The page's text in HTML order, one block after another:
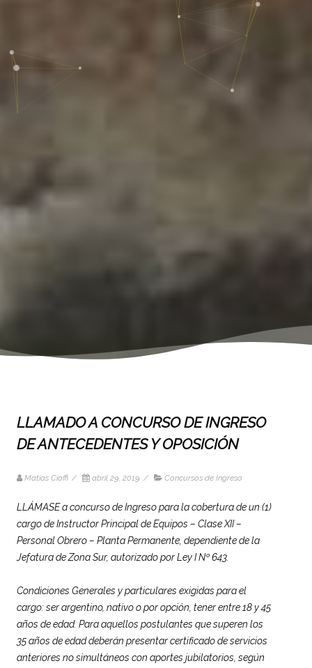
LLAMADO A CONCURSO DE INGRESO
DE ANTECEDENTES Y OPOSICIÓN
Matias Cioffi / abril 29, 2019 / Concursos de Ingreso
LLÁMASE a concurso de Ingreso para la cobertura de un (1)
cargo de Instructor Principal de Equipos – Clase XII –
Personal Obrero – Planta Permanente, dependiente de la
Jefatura de Zona Sur, autorizado por Ley I Nº 643.
Condiciones Generales y particulares exigidas para el
cargo: ser argentino, nativo o por opción, tener entre 18 y 45
años de edad. Para aquellos postulantes que superen los
35 años de edad deberán presentar certificado de servicios
anteriores no simultáneos con aportes jubilatorios, según